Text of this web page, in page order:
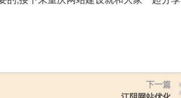
下一篇